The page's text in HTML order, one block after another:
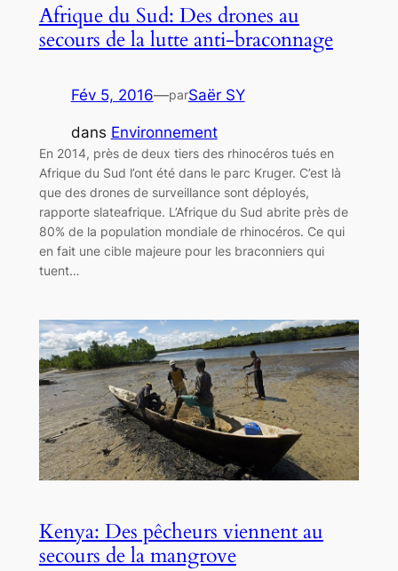
Afrique du Sud: Des drones au
secours de la lutte anti-braconnage
Fév 5, 2016—parSaër SY
dans Environnement
En 2014, près de deux tiers des rhinocéros tués en
Afrique du Sud l’ont été dans le parc Kruger. C’est là
que des drones de surveillance sont déployés,
rapporte slateafrique. L’Afrique du Sud abrite près de
80% de la population mondiale de rhinocéros. Ce qui
en fait une cible majeure pour les braconniers qui
tuent…
Kenya: Des pêcheurs viennent au
secours de la mangrove